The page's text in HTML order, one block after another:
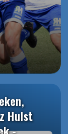
Hulst